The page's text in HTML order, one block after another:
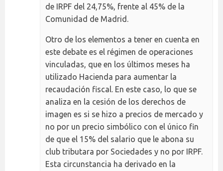
de IRPF del 24,75%, frente al 45% de la
Comunidad de Madrid.
Otro de los elementos a tener en cuenta en
este debate es el régimen de operaciones
vinculadas, que en los últimos meses ha
utilizado Hacienda para aumentar la
recaudación fiscal. En este caso, lo que se
analiza en la cesión de los derechos de
imagen es si se hizo a precios de mercado y
no por un precio simbólico con el único fin
de que el 15% del salario que le abona su
club tributara por Sociedades y no por IRPF.
Esta circunstancia ha derivado en la